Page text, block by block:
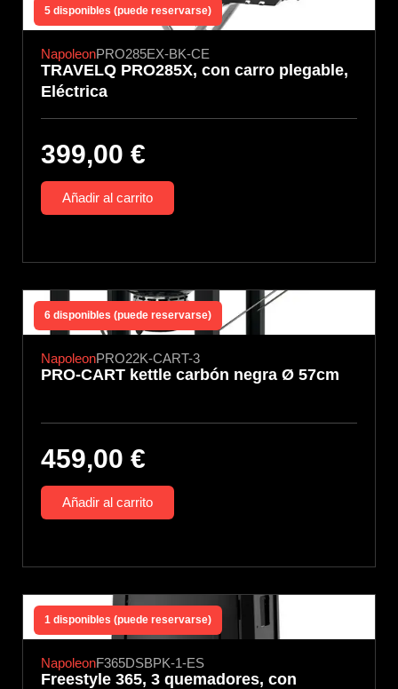
5 disponibles (puede reservarse)
NapoleonPRO285EX-BK-CE
TRAVELQ PRO285X, con carro plegable,
Eléctrica
399,00 €
Añadir al carrito
6 disponibles (puede reservarse)
NapoleonPRO22K-CART-3
PRO-CART kettle carbón negra Ø 57cm
459,00 €
Añadir al carrito
1 disponibles (puede reservarse)
NapoleonF365DSBPK-1-ES
Freestyle 365, 3 quemadores, con